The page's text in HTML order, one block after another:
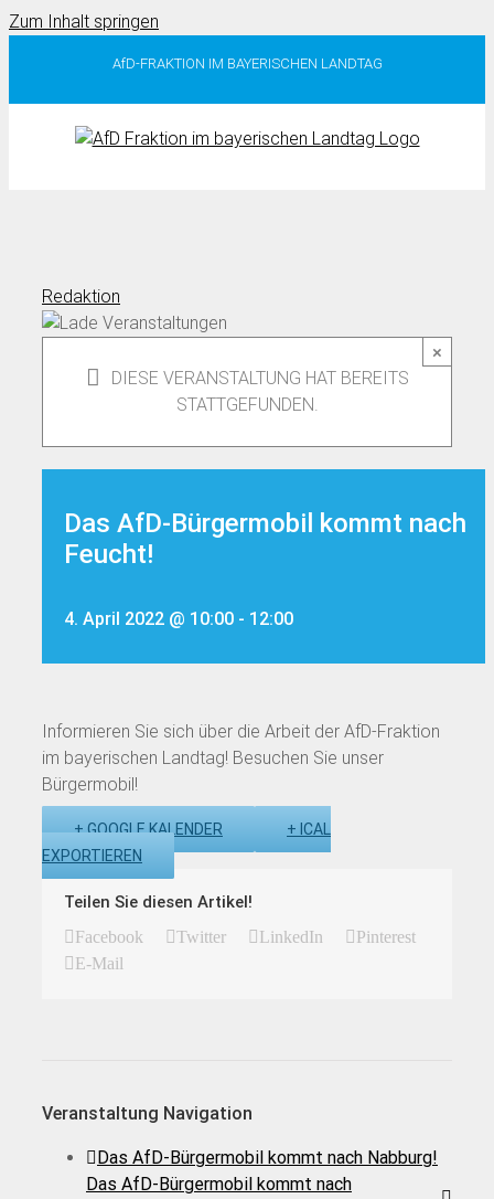
Zum Inhalt springen
AfD-FRAKTION IM BAYERISCHEN LANDTAG
Redaktion
×
DIESE VERANSTALTUNG HAT BEREITS
STATTGEFUNDEN.
Das AfD-Bürgermobil kommt nach
Feucht!
4. April 2022 @ 10:00 - 12:00
Informieren Sie sich über die Arbeit der AfD-Fraktion
im bayerischen Landtag! Besuchen Sie unser
Bürgermobil!
+ GOOGLE KALENDER
+ ICAL
EXPORTIEREN
Teilen Sie diesen Artikel!
Facebook Twitter LinkedIn
Pinterest
E-Mail
Veranstaltung Navigation
Das AfD-Bürgermobil kommt nach Nabburg!
Das AfD-Bürgermobil kommt nach